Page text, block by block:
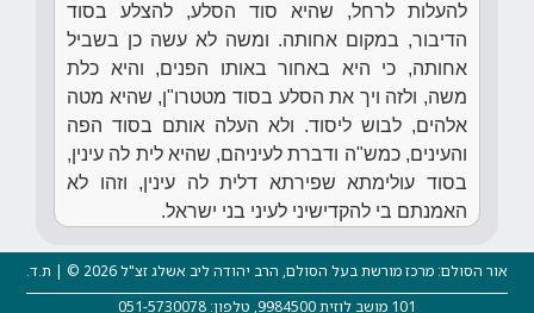
להעלות לרחל, שהיא סוד הסלע, להצלע בסוד
הדיבור, במקום אחותה. ומשה לא עשה כן בשביל
אחותה, כי היא באחור באותו הפנים, והיא כלת
משה, ולזה ויך את הסלע בסוד מטטרו"ן, שהיא מטה
אלהים, לבוש ליסוד. ולא העלה אותם בסוד הפה
והעינים, כמש"ה ודברת לעיניהם, שהיא לית לה עינין,
בסוד עולימתא שפירתא דלית לה עינין, וזהו לא
האמנתם בי להקדישיני לעיני בני ישראל.
אור הסולם: מרכז מורשת בעל הסולם, הרב יהודה ליב אשלג זצ"ל 2026 © | ת.ד.
101 מושב לוזית 9984500, טלפון: 051-5730078